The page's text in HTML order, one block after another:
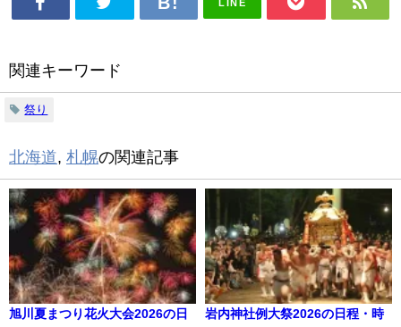
LINE
関連キーワード
祭り
北海道, 札幌の関連記事
旭川夏まつり花火大会2026の日
岩内神社例大祭2026の日程・時